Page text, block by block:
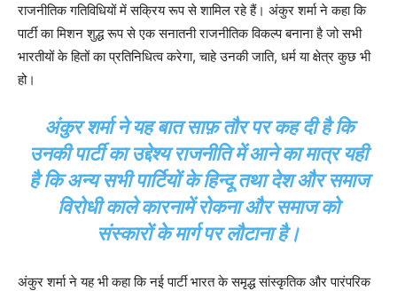
राजनीतिक गतिविधियों में सक्रिय रूप से शामिल रहे हैं। अंकुर शर्मा ने कहा कि
पार्टी का मिशन शुद्ध रूप से एक सनातनी राजनीतिक विकल्प बनाना है जो सभी
भारतीयों के हितों का प्रतिनिधित्व करेगा, चाहे उनकी जाति, धर्म या क्षेत्र कुछ भी
हो।
अंकुर शर्मा ने यह बात साफ़ तौर पर कह दी है कि
उनकी पार्टी का उद्देश्य राजनीति में आने का मात्र यही
है कि अन्य सभी पार्टियों के हिन्दू तथा देश और समाज
विरोधी काले कारनामें रोकना और समाज को
संस्कारों के मार्ग पर लौटाना है।
अंकुर शर्मा ने यह भी कहा कि नई पार्टी भारत के समृद्ध सांस्कृतिक और पारंपरिक